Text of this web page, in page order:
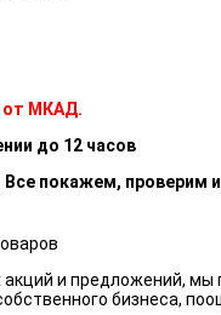
от МКАД.
до 12 часов
Все покажем, проверим
и предложений,
бизнеса,